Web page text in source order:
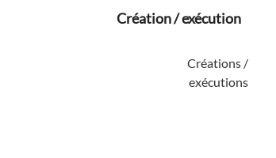
Création / exécution
Créations /
exécutions